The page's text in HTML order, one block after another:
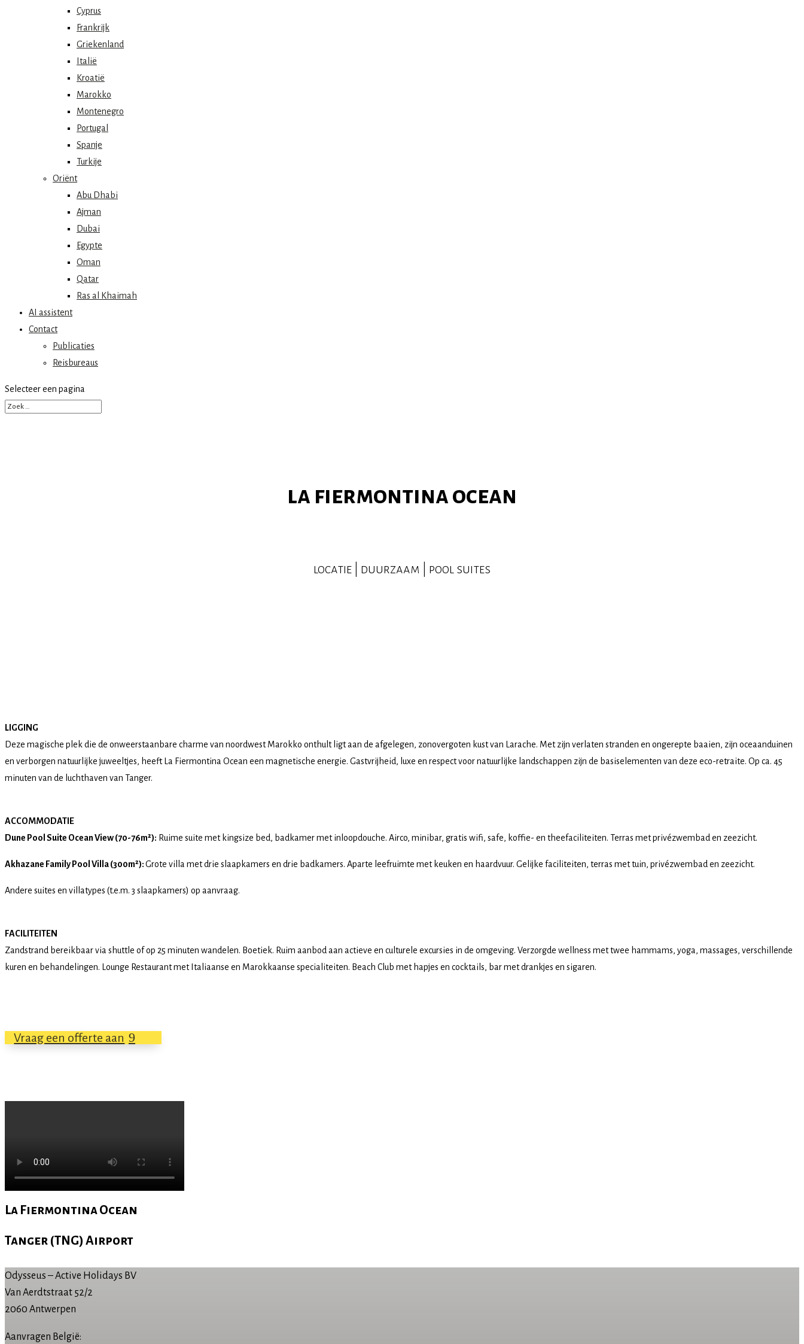
Cyprus
Frankrijk
Griekenland
Italië
Kroatië
Marokko
Montenegro
Portugal
Spanje
Turkije
Oriënt
Abu Dhabi
Ajman
Dubai
Egypte
Oman
Qatar
Ras al Khaimah
AI assistent
Contact
Publicaties
Reisbureaus
Selecteer een pagina
la fiermontina ocean
locatie | duurzaam | pool suites
LIGGING
Deze magische plek die de onweerstaanbare charme van noordwest Marokko onthult ligt aan de afgelegen, zonovergoten kust van Larache. Met zijn verlaten stranden en ongerepte baaien, zijn oceaanduinen
en verborgen natuurlijke juweeltjes, heeft La Fiermontina Ocean een magnetische energie. Gastvrijheid, luxe en respect voor natuurlijke landschappen zijn de basiselementen van deze eco-retraite. Op ca. 45
minuten van de luchthaven van Tanger.
ACCOMMODATIE
Dune Pool Suite Ocean View (70-76m²): Ruime suite met kingsize bed, badkamer met inloopdouche. Airco, minibar, gratis wifi, safe, koffie- en theefaciliteiten. Terras met privézwembad en zeezicht.
Akhazane Family Pool Villa (300m²):Grote villa met drie slaapkamers en drie badkamers. Aparte leefruimte met keuken en haardvuur. Gelijke faciliteiten, terras met tuin, privézwembad en zeezicht.
Andere suites en villatypes (t.e.m. 3 slaapkamers) op aanvraag.
FACILITEITEN
Zandstrand bereikbaar via shuttle of op 25 minuten wandelen. Boetiek. Ruim aanbod aan actieve en culturele excursies in de omgeving. Verzorgde wellness met twee hammams, yoga, massages, verschillende
kuren en behandelingen. Lounge Restaurant met Italiaanse en Marokkaanse specialiteiten. Beach Club met hapjes en cocktails, bar met drankjes en sigaren.
Vraag een offerte aan
La Fiermontina Ocean
Tanger (TNG) Airport
Odysseus – Active Holidays BV
Van Aerdtstraat 52/2
2060 Antwerpen
Aanvragen België: